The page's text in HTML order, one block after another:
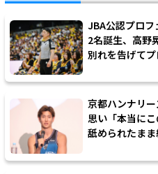
JBA公認プロフ
2名誕生、高野
別れを告げて
京都ハンナリ
思い「本当に
舐められたまま